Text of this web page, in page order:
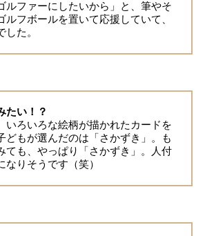
ルファーにしたいから」と、筆やそ
ルフボールを置いて応援していて、
た。
たい！？
いろいろな絵柄が描かれたカードを
どもが選んだのは「さかずき」。も
ても、やっぱり「さかずき」。人付
なりそうです（笑）